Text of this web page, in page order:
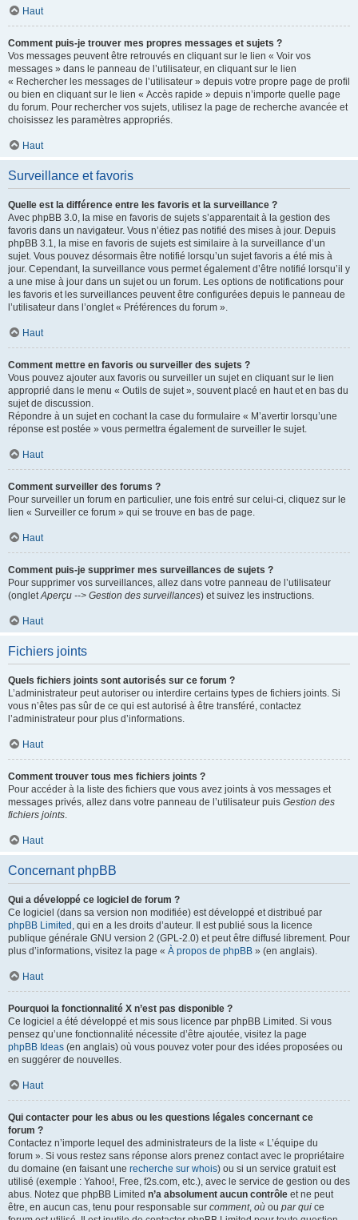
Haut
Comment puis-je trouver mes propres messages et sujets ?
Vos messages peuvent être retrouvés en cliquant sur le lien « Voir vos
messages » dans le panneau de l’utilisateur, en cliquant sur le lien
« Rechercher les messages de l’utilisateur » depuis votre propre page de profil
ou bien en cliquant sur le lien « Accès rapide » depuis n’importe quelle page
du forum. Pour rechercher vos sujets, utilisez la page de recherche avancée et
choisissez les paramètres appropriés.
Haut
Surveillance et favoris
Quelle est la différence entre les favoris et la surveillance ?
Avec phpBB 3.0, la mise en favoris de sujets s’apparentait à la gestion des
favoris dans un navigateur. Vous n’étiez pas notifié des mises à jour. Depuis
phpBB 3.1, la mise en favoris de sujets est similaire à la surveillance d’un
sujet. Vous pouvez désormais être notifié lorsqu’un sujet favoris a été mis à
jour. Cependant, la surveillance vous permet également d’être notifié lorsqu’il y
a une mise à jour dans un sujet ou un forum. Les options de notifications pour
les favoris et les surveillances peuvent être configurées depuis le panneau de
l’utilisateur dans l’onglet « Préférences du forum ».
Haut
Comment mettre en favoris ou surveiller des sujets ?
Vous pouvez ajouter aux favoris ou surveiller un sujet en cliquant sur le lien
approprié dans le menu « Outils de sujet », souvent placé en haut et en bas du
sujet de discussion.
Répondre à un sujet en cochant la case du formulaire « M’avertir lorsqu’une
réponse est postée » vous permettra également de surveiller le sujet.
Haut
Comment surveiller des forums ?
Pour surveiller un forum en particulier, une fois entré sur celui-ci, cliquez sur le
lien « Surveiller ce forum » qui se trouve en bas de page.
Haut
Comment puis-je supprimer mes surveillances de sujets ?
Pour supprimer vos surveillances, allez dans votre panneau de l’utilisateur
(ongletAperçu --> Gestion des surveillances) et suivez les instructions.
Haut
Fichiers joints
Quels fichiers joints sont autorisés sur ce forum ?
L’administrateur peut autoriser ou interdire certains types de fichiers joints. Si
vous n’êtes pas sûr de ce qui est autorisé à être transféré, contactez
l’administrateur pour plus d’informations.
Haut
Comment trouver tous mes fichiers joints ?
Pour accéder à la liste des fichiers que vous avez joints à vos messages et
messages privés, allez dans votre panneau de l’utilisateur puis Gestion des
fichiers joints.
Haut
Concernant phpBB
Qui a développé ce logiciel de forum ?
Ce logiciel (dans sa version non modifiée) est développé et distribué par
phpBB Limited , qui en a les droits d’auteur. Il est publié sous la licence
publique générale GNU version 2 (GPL-2.0) et peut être diffusé librement. Pour
plus d’informations, visitez la page « À propos de phpBB » (en anglais).
Haut
Pourquoi la fonctionnalité X n’est pas disponible ?
Ce logiciel a été développé et mis sous licence par phpBB Limited. Si vous
pensez qu’une fonctionnalité nécessite d’être ajoutée, visitez la page
phpBB Ideas (en anglais) où vous pouvez voter pour des idées proposées ou
en suggérer de nouvelles.
Haut
Qui contacter pour les abus ou les questions légales concernant ce
forum ?
Contactez n’importe lequel des administrateurs de la liste « L’équipe du
forum ». Si vous restez sans réponse alors prenez contact avec le propriétaire
du domaine (en faisant une recherche sur whois) ou si un service gratuit est
utilisé (exemple : Yahoo!, Free, f2s.com, etc.), avec le service de gestion ou des
abus. Notez que phpBB Limited n’a absolument aucun contrôle et ne peut
être, en aucun cas, tenu pour responsable sur comment, où ou par qui ce